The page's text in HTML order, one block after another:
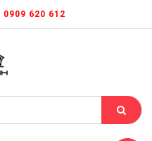
0909 620 612